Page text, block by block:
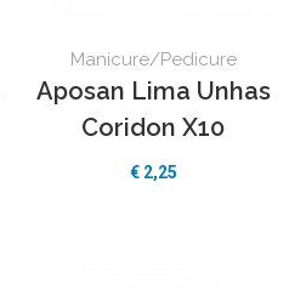
Manicure/Pedicure
Aposan Lima Unhas
Coridon X10
€ 2,25